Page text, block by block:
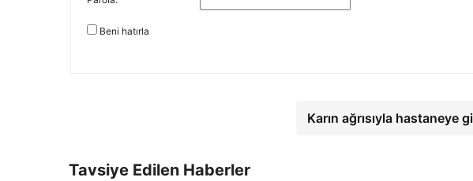
Beni hatırla
Karın ağrısıyla
Tavsiye Edilen Haberler